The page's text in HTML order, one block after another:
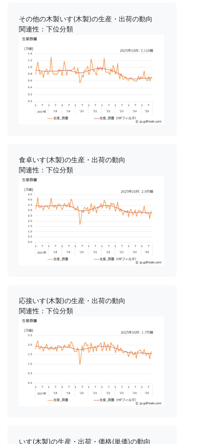
その他の木製いす(木製)の生産・出荷の動向
関連性：下位分類
食卓いす(木製)の生産・出荷の動向
関連性：下位分類
応接いす(木製)の生産・出荷の動向
関連性：下位分類
いす(木製)の生産・出荷・価格(単価)の動向